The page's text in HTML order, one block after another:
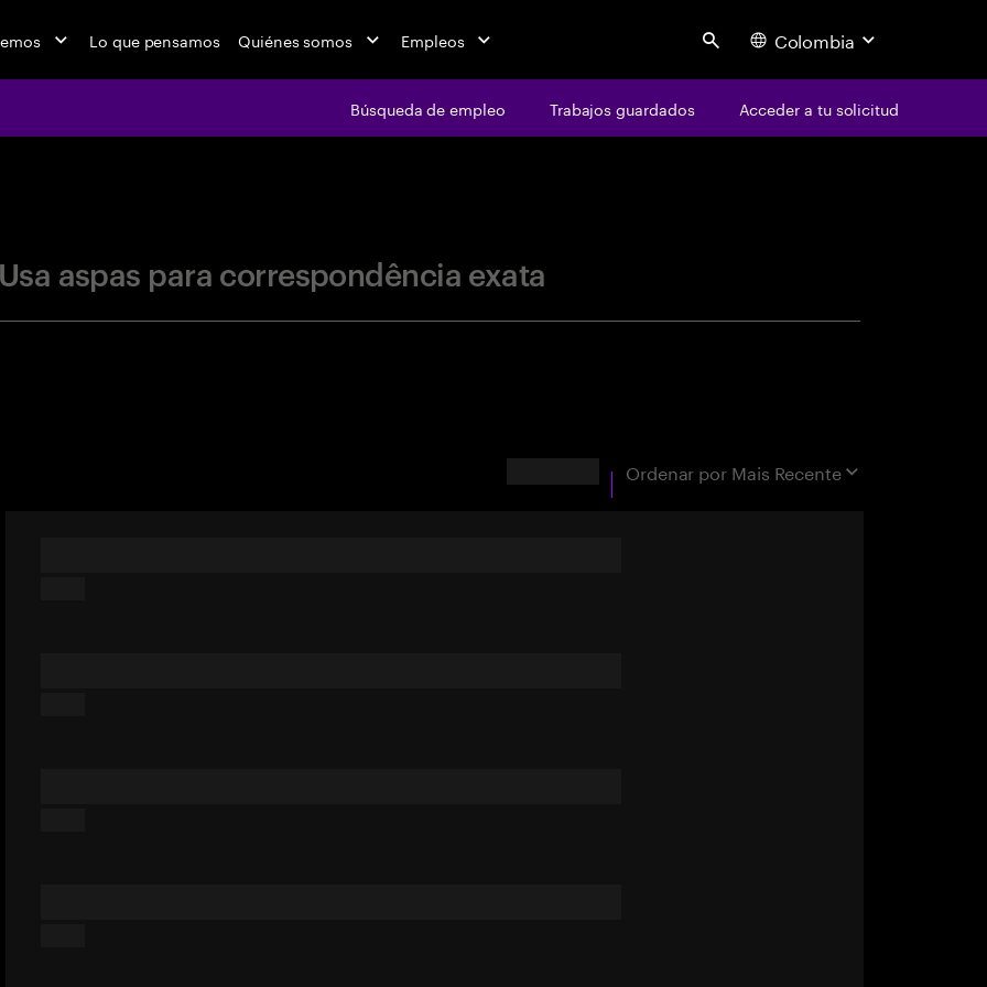
Lo que pensamos Quiénes somos Empleos Search Colombia
Búsqueda de empleo Trabajos guardados Acceder a tu solicitud
Usa aspas para correspondência exata
Ordenar por Mais Recente